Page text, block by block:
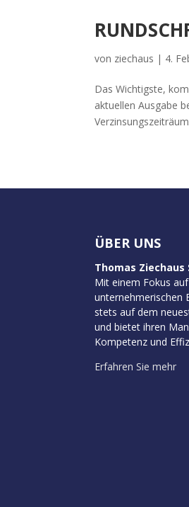
von ziechaus | 4.
Das Wichtigste,
aktuellen Ausgabe
ÜBER UNS
Thomas
Mit einem Fokus
unternehmerischen
stets auf dem
und bietet ihren
Kompetenz und
Erfahren Sie mehr